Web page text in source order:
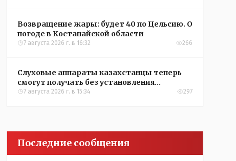
Возвращение жары: будет 40 по Цельсию. О
погоде в Костанайской области
7 августа 2026 г. в 16:32 266
Слуховые аппараты казахстанцы теперь
смогут получать без установления
инвалидности
7 августа 2026 г. в 15:34 297
Последние сообщения